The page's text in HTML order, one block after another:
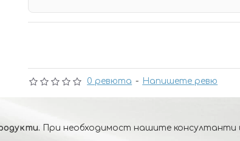
0 ревюта - Напишете ревю
При необходимост нашите консултанти